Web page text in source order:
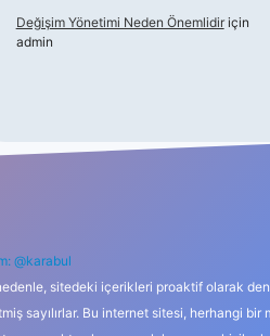
Değişim Yönetimi Neden Önemlidiriçin
admin
@karabul
sitedeki içerikleri proaktif olarak
sayılırlar. Bu internet sitesi, herhangi bir